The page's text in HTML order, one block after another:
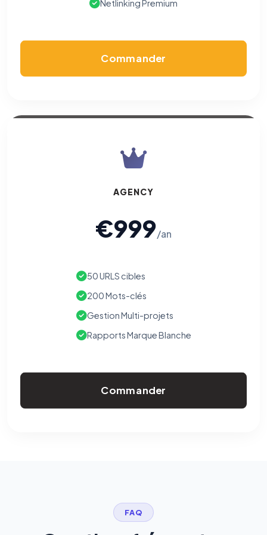
Netlinking Premium
Commander
AGENCY
€999/an
50 URLS cibles
200 Mots-clés
Gestion Multi-projets
Rapports Marque Blanche
Commander
FAQ
Cookies marketing
Traceurs des courriels HORS SITE WEB
bandeau cookies(cadre distinct du site web). Pour vous y
(section Traceurs dans les Courriels).